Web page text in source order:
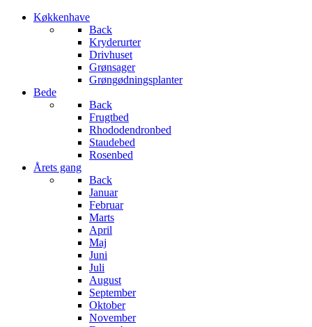
Køkkenhave
Back
Kryderurter
Drivhuset
Grønsager
Grøngødningsplanter
Bede
Back
Frugtbed
Rhododendronbed
Staudebed
Rosenbed
Årets gang
Back
Januar
Februar
Marts
April
Maj
Juni
Juli
August
September
Oktober
November